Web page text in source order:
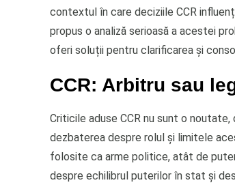
contextul în care deciziile CCR
propus o analiză serioasă a acestei
oferi soluții pentru clarificarea și
CCR: Arbitru sau
Criticile aduse CCR nu sunt o
dezbaterea despre rolul și limitele
folosite ca arme politice, atât de
despre echilibrul puterilor în stat și